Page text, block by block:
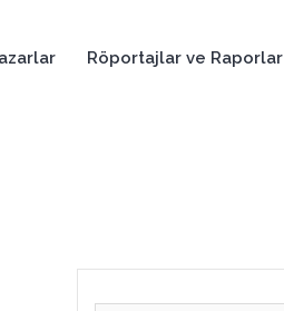
Röportajlar ve Raporlar